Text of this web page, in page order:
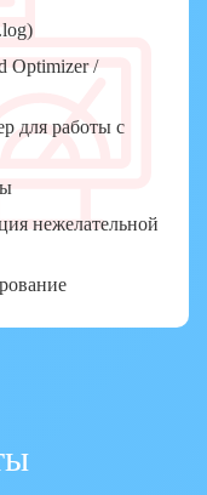
Optimizer /
для работы с
нежелательной